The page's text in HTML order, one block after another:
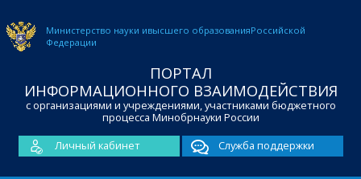
Министерство науки ивысшего образованияРоссийской
Федерации
ПОРТАЛ
ИНФОРМАЦИОННОГО ВЗАИМОДЕЙСТВИЯ
с организациями и учреждениями, участниками бюджетного
процесса Минобрнауки России
Личный кабинет
Служба поддержки